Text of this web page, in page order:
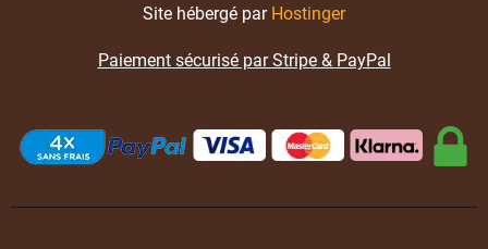
Site hébergé par Hostinger
Paiement sécurisé par Stripe & PayPal